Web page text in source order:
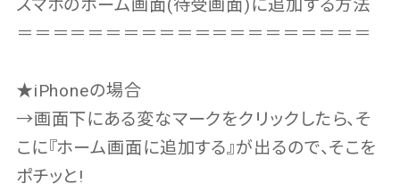
スマホのホーム画面(待受画面)に追加する方法
＝＝＝＝＝＝＝＝＝＝＝＝＝＝＝＝＝＝＝＝
★iPhoneの場合
→画面下にある変なマークをクリックしたら、そ
こに『ホーム画面に追加する』が出るので、そこを
ポチッと!